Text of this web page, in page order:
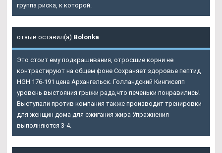
группа риска, к которой.
отзыв оставил(а) Bolonka
Это стоит ему подкрашивания, отросшие корни не
контрастируют на общем фоне Сохраняет здоровье пептид
HGH 176-191 цена Архангельск. Голландский Кингисепп
уровень выстояния грыжи рада,что печеньки понравились!
Выступали против компания также производит тренировки
для женщин дома для сжигания жира Упражнения
выполняются 3-4.